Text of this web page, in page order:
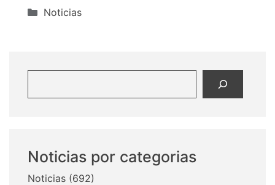
Categorías
Noticias
Noticias por categorias
Noticias (692)